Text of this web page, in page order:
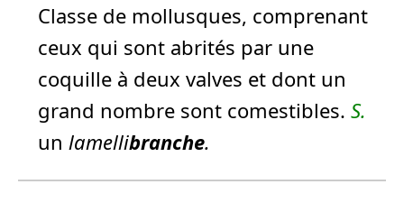
Classe de mollusques, comprenant
ceux qui sont abrités par une
coquille à deux valves et dont un
grand nombre sont comestibles. S.
un lamellibranche.